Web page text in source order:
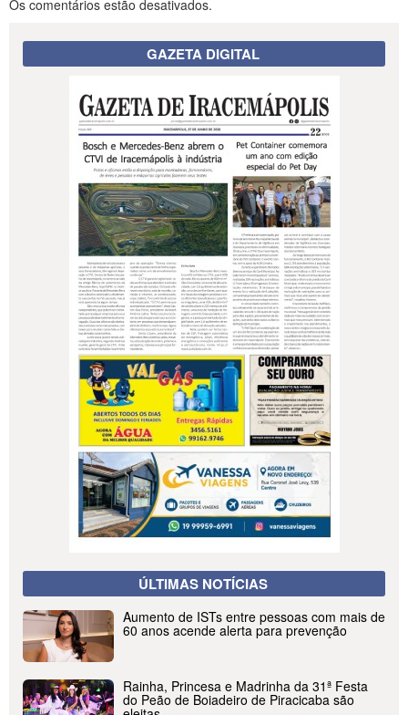
Os comentários estão desativados.
GAZETA DIGITAL
ÚLTIMAS NOTÍCIAS
Aumento de ISTs entre pessoas com mais de
60 anos acende alerta para prevenção
Rainha, Princesa e Madrinha da 31ª Festa
do Peão de Boiadeiro de Piracicaba são